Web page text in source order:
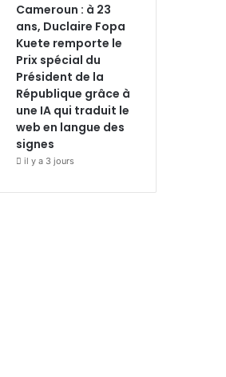
Cameroun : à 23
ans, Duclaire Fopa
Kuete remporte le
Prix spécial du
Président de la
République grâce à
une IA qui traduit le
web en langue des
signes
il y a 3 jours